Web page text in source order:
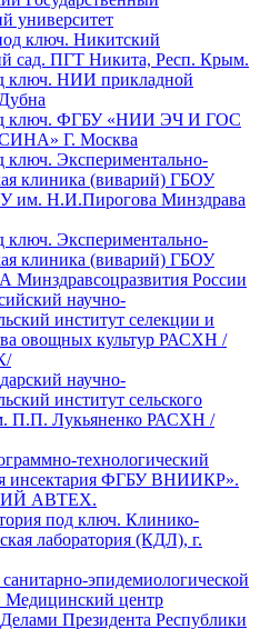
университет
ключ. Никитский
сад. ПГТ Никита, Респ. Крым.
ключ. НИИ прикладной
ключ. ФГБУ «НИИ ЭЧ И ГОС
Г. Москва
ключ. Экспериментально-
клиника (виварий) ГБОУ
Н.И.Пирогова Минздрава
ключ. Экспериментально-
клиника (виварий) ГБОУ
России
научно-
институт селекции и
овощных культур РАСХН /
научно-
институт сельского
П.П. Лукьяненко РАСХН /
технологический
инсектария ФГБУ ВНИИКР».
АВТЕХ.
под ключ. Клинико-
лаборатория (КДЛ), г.
эпидемиологической
Медицинский центр
Президента Республики